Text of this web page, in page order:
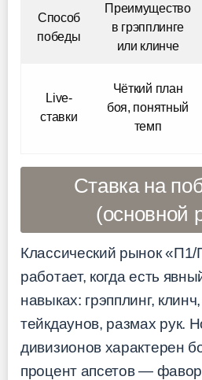
Способ
победы
Преимущество
в грэпплинге
или клинче
Live-
ставки
Чёткий план
боя, понятный
темп
Ставка на
(основной
Классический рынок
работает, когда есть
навыках: грэпплинг,
тейкдаунов, размах рук.
дивизионов характерен
процент апсетов —